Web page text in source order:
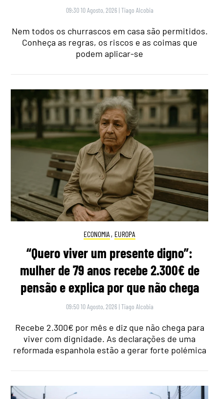
09:30 10 Agosto, 2026 |Tiago Alcobia
Nem todos os churrascos em casa são permitidos.
Conheça as regras, os riscos e as coimas que
podem aplicar-se
ECONOMIA , EUROPA
“Quero viver um presente digno”:
mulher de 79 anos recebe 2.300€ de
pensão e explica por que não chega
09:50 10 Agosto, 2026 |Tiago Alcobia
Recebe 2.300€ por mês e diz que não chega para
viver com dignidade. As declarações de uma
reformada espanhola estão a gerar forte polémica